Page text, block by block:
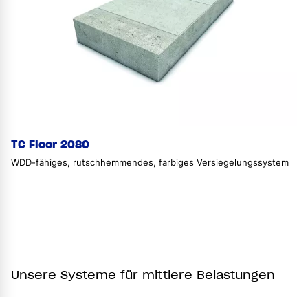
TC Floor 2080
WDD-fähiges, rutschhemmendes, farbiges Versiegelungssystem
Unsere Systeme für mittlere Belastungen